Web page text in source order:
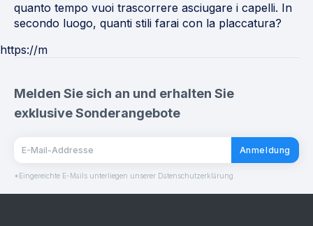
quanto tempo vuoi trascorrere asciugare i capelli. In
secondo luogo, quanti stili farai con la placcatura?
https://m
Melden Sie sich an und erhalten Sie
exklusive Sonderangebote
Anmeldung
*Eingereichte E-Mails unterliegen unserer Datenschutzerklärung